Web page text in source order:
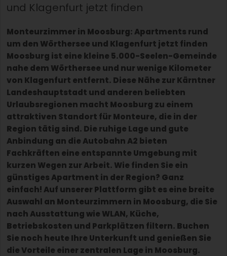
und Klagenfurt jetzt finden
Monteurzimmer in Moosburg: Apartments rund
um den Wörthersee und Klagenfurt jetzt finden
Moosburg ist eine kleine 5.000-Seelen-Gemeinde
nahe dem Wörthersee und nur wenige Kilometer
von Klagenfurt entfernt. Diese Nähe zur Kärntner
Landeshauptstadt und anderen beliebten
Urlaubsregionen macht Moosburg zu einem
attraktiven Standort für Monteure, die in der
Region tätig sind. Die ruhige Lage und gute
Anbindung an die Autobahn A2 bieten
Fachkräften eine entspannte Umgebung mit
kurzen Wegen zur Arbeit. Wie finden Sie ein
günstiges Apartment in der Region? Ganz
einfach! Auf unserer Plattform gibt es eine breite
Auswahl an Monteurzimmern in Moosburg, die Sie
nach Ausstattung wie WLAN, Küche,
Betriebskosten und Parkplätzen filtern. Buchen
Sie noch heute Ihre Unterkunft und genießen Sie
die Vorteile einer zentralen Lage in Moosburg.